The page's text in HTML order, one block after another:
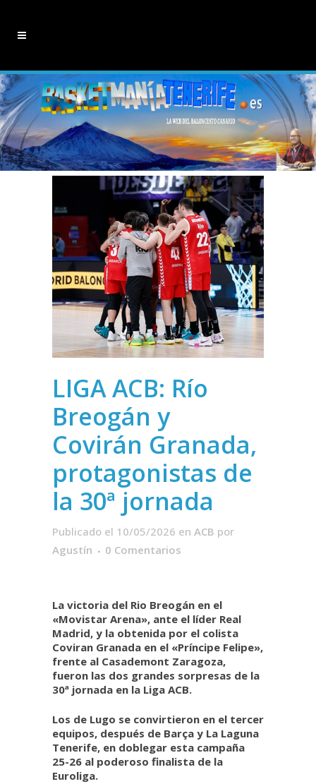
LIGA ACB: Río
Breogán y
Covirán Granada,
protagonistas de
la 30ª jornada
Publicado el 10/05/2026 en ACB por
Agustín
0 Comentarios
La victoria del Rio Breogán en el
«Movistar Arena», ante el líder Real
Madrid, y la obtenida por el colista
Coviran Granada en el «Príncipe Felipe»,
frente al Casademont Zaragoza,
fueron las dos grandes sorpresas de la
30ª jornada en la Liga ACB.
Los de Lugo se convirtieron en el tercer
equipos, después de Barça y La Laguna
Tenerife, en doblegar esta campaña
25-26 al poderoso finalista de la
Euroliga.